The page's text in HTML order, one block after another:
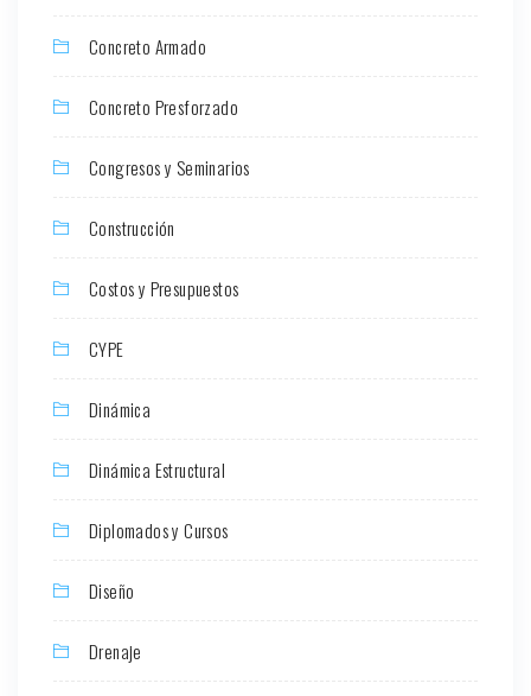
Concreto Armado
Concreto Presforzado
Congresos y Seminarios
Construcción
Costos y Presupuestos
CYPE
Dinámica
Dinámica Estructural
Diplomados y Cursos
Diseño
Drenaje